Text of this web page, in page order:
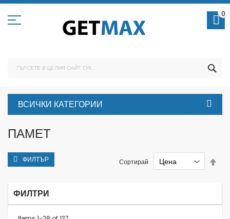
Skip
Content
0
ВСИЧКИ КАТЕГОРИИ
ПАМЕТ
Сортирай
ФИЛТЪР
ФИЛТРИ